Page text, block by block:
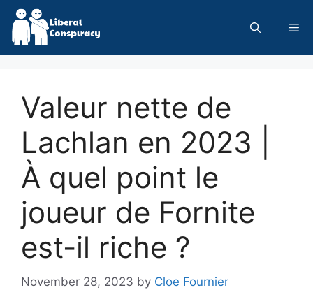
Skip
content
Valeur nette de
Lachlan en 2023 |
À quel point le
joueur de Fornite
est-il riche ?
November 28, 2023 by Cloe Fournier